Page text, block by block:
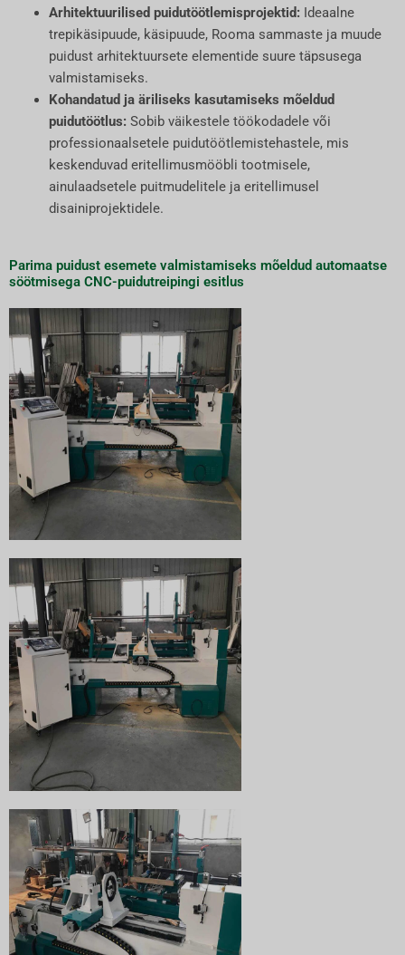
Arhitektuurilised puidutöötlemisprojektid:Ideaalne
trepikäsipuude, käsipuude, Rooma sammaste ja muude
puidust arhitektuursete elementide suure täpsusega
valmistamiseks.
Kohandatud ja äriliseks kasutamiseks mõeldud
puidutöötlus:Sobib väikestele töökodadele või
professionaalsetele puidutöötlemistehastele, mis
keskenduvad eritellimusmööbli tootmisele,
ainulaadsetele puitmudelitele ja eritellimusel
disainiprojektidele.
Parima puidust esemete valmistamiseks mõeldud automaatse
söötmisega CNC-puidutreipingi esitlus